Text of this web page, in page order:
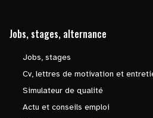
Jobs, stages, alternance
Jobs, stages
Cv, lettres de motivation et
Simulateur de qualité
Actu et conseils emploi